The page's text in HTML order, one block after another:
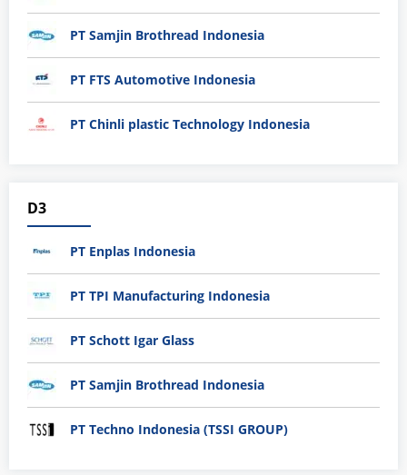
PT Samjin Brothread Indonesia
PT FTS Automotive Indonesia
PT Chinli plastic Technology Indonesia
D3
PT Enplas Indonesia
PT TPI Manufacturing Indonesia
PT Schott Igar Glass
PT Samjin Brothread Indonesia
PT Techno Indonesia (TSSI GROUP)